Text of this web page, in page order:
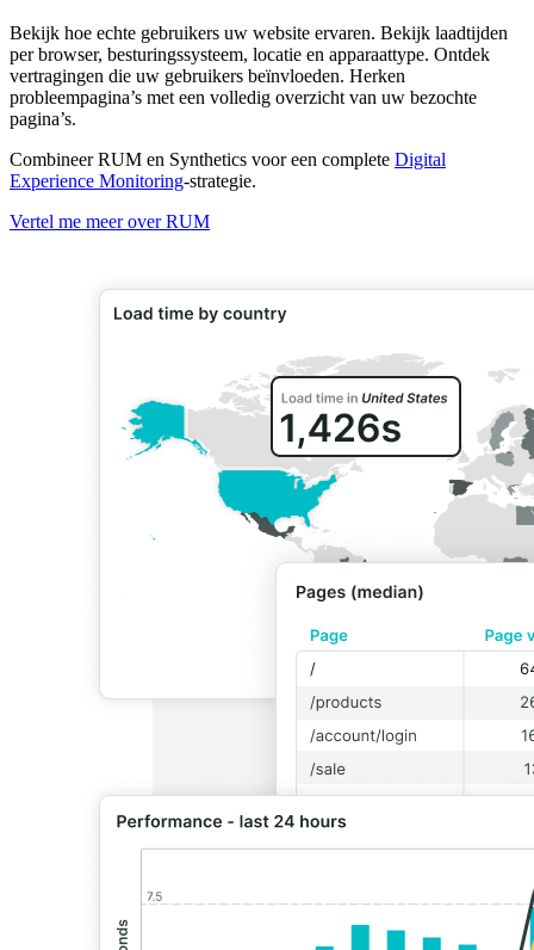
Bekijk hoe echte gebruikers uw website ervaren. Bekijk laadtijden
per browser, besturingssysteem, locatie en apparaattype. Ontdek
vertragingen die uw gebruikers beïnvloeden. Herken
probleempagina’s met een volledig overzicht van uw bezochte
pagina’s.
Combineer RUM en Synthetics voor een complete Digital
Experience Monitoring-strategie.
Vertel me meer over RUM